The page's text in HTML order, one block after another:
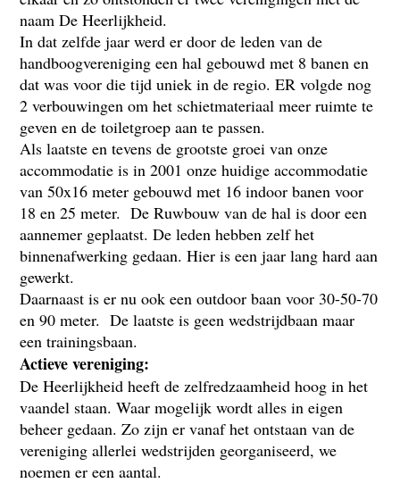
naam De Heerlijkheid.
In dat zelfde jaar werd er door de leden van de
handboogvereniging een hal gebouwd met 8 banen en
dat was voor die tijd uniek in de regio. ER volgde nog
2 verbouwingen om het schietmateriaal meer ruimte te
geven en de toiletgroep aan te passen.
Als laatste en tevens de grootste groei van onze
accommodatie is in 2001 onze huidige accommodatie
van 50x16 meter gebouwd met 16 indoor banen voor
18 en 25 meter. De Ruwbouw van de hal is door een
aannemer geplaatst. De leden hebben zelf het
binnenafwerking gedaan. Hier is een jaar lang hard aan
gewerkt.
Daarnaast is er nu ook een outdoor baan voor 30-50-70
en 90 meter. De laatste is geen wedstrijdbaan maar
een trainingsbaan.
Actieve vereniging:
De Heerlijkheid heeft de zelfredzaamheid hoog in het
vaandel staan. Waar mogelijk wordt alles in eigen
beheer gedaan. Zo zijn er vanaf het ontstaan van de
vereniging allerlei wedstrijden georganiseerd, we
noemen er een aantal.